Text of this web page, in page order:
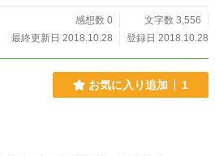
感想数 0
文字数 3,556
最終更新日 2018.10.28
登録日 2018.10.28
お気に入り追加 1